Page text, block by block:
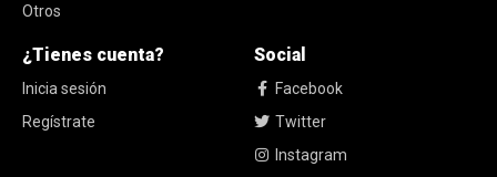
Otros
¿Tienes cuenta?
Inicia sesión
Regístrate
Social
Facebook
Twitter
Instagram